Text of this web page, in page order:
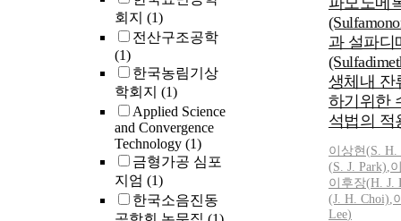
회지 (1)
전산구조공학
(1)
한국농림기상
학회지 (1)
Applied Science
and Convergence
Technology (1)
금형가공 심포
지엄 (1)
한국소음진동
transition
the
evolution of
surface
to energy
the islands
diffusion of
initially
did not grow
range
whole islands
과 설파디
생체내 잔
하기위한
석법의 적
이상현(S. H.
(S. J. Park),
이후장(H. J.
(J. H. Choi),
Lee)